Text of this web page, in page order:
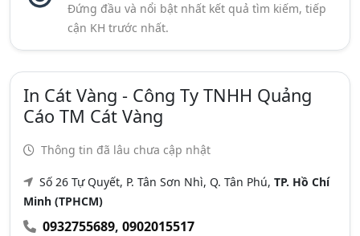
Đứng đầu và nổi bật nhất kết quả tìm kiếm, tiếp
cận KH trước nhất.
In Cát Vàng - Công Ty TNHH Quảng
Cáo TM Cát Vàng
Thông tin đã lâu chưa cập nhật
Số 26 Tự Quyết, P. Tân Sơn Nhì, Q. Tân Phú, TP. Hồ Chí
Minh (TPHCM)
0932755689, 0902015517